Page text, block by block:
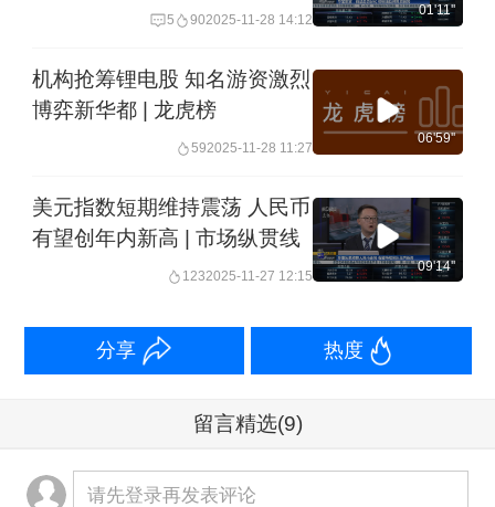
5 902025-11-28 14:12
01'11''
机构抢筹锂电股 知名游资激烈
博弈新华都 | 龙虎榜
592025-11-28 11:27
06'59''
美元指数短期维持震荡 人民币
有望创年内新高 | 市场纵贯线
1232025-11-27 12:15
09'14''
分享 热度
留言精选(9)
请先登录再发表评论